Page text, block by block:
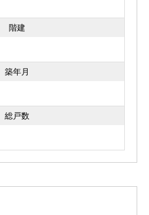
階建
築年月
総戸数